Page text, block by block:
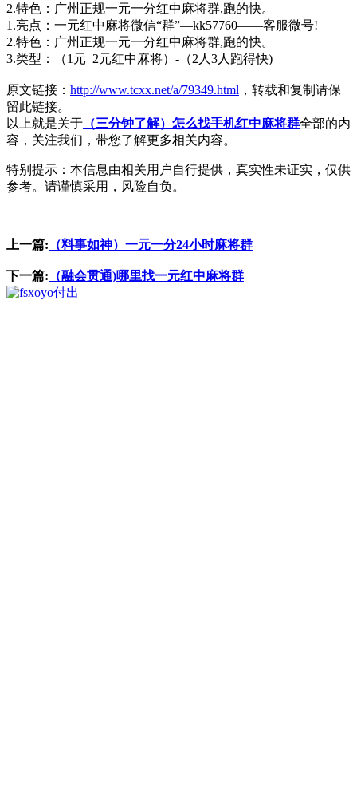
2.特色：广州正规一元一分红中麻将群,跑的快。
1.亮点：一元红中麻将微信“群”—kk57760——客服微号!
2.特色：广州正规一元一分红中麻将群,跑的快。
3.类型：（1元 2元红中麻将）-（2人3人跑得快)
原文链接： http://www.tcxx.net/a/79349.html ，转载和复制请保
留此链接。
以上就是关于 （三分钟了解）怎么找手机红中麻将群全部的内
容，关注我们，带您了解更多相关内容。
特别提示：本信息由相关用户自行提供，真实性未证实，仅供
参考。请谨慎采用，风险自负。
上一篇: （料事如神）一元一分24小时麻将群
下一篇: （融会贯通)哪里找一元红中麻将群
付出